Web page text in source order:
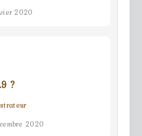
2020
?
2020